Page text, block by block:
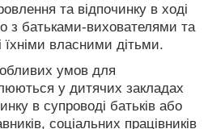
та відпочинку в ході
з батьками-вихователями та
власними дітьми.
умов для
у дитячих закладах
в супроводі батьків або
соціальних працівників